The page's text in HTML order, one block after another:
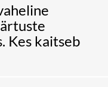
Kes kaitseb